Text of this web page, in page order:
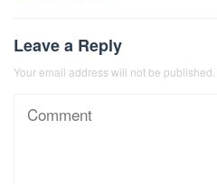
Leave a Reply
Your email address will not be published.